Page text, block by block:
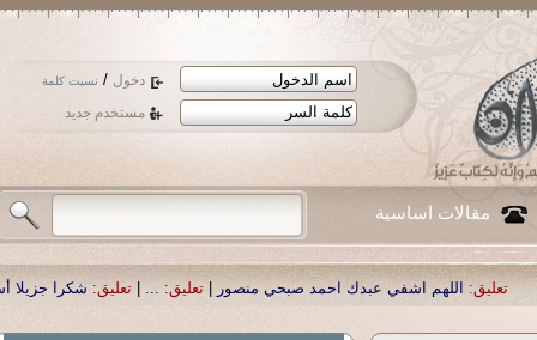
دخول / نسيت كلمة
مستخدم جديد
مقالات اساسية
اشفي عبدك احمد صبحي منصور|تعليق: ...
|تعليق: شكرا جزيلا أستاذ حمد الحمد